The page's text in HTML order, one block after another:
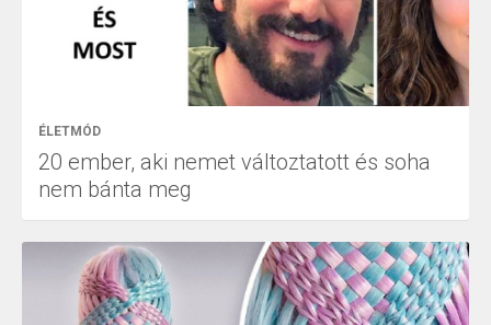
ÉLETMÓD
20 ember, aki nemet változtatott és soha
nem bánta meg